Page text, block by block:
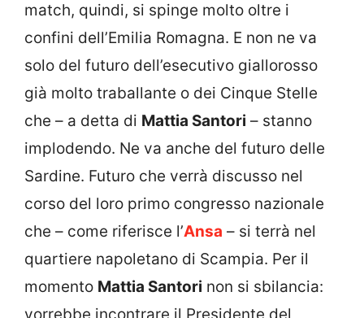
match, quindi, si spinge molto oltre i
confini dell’Emilia Romagna. E non ne va
solo del futuro dell’esecutivo giallorosso
già molto traballante o dei Cinque Stelle
che – a detta di Mattia Santori – stanno
implodendo. Ne va anche del futuro delle
Sardine. Futuro che verrà discusso nel
corso del loro primo congresso nazionale
che – come riferisce l’Ansa – si terrà nel
quartiere napoletano di Scampia. Per il
momento Mattia Santori non si sbilancia: